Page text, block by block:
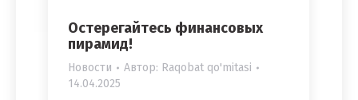
Остерегайтесь финансовых
пирамид!
Новости Автор: Raqobat qo'mitasi
14.04.2025